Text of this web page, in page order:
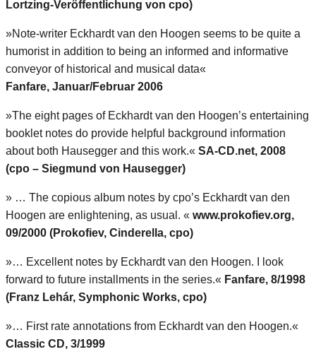
Lortzing-Veröffentlichung von cpo)
»Note-writer Eckhardt van den Hoogen seems to be quite a
humorist in addition to being an informed and informative
conveyor of historical and musical data«
Fanfare, Januar/Februar 2006
»The eight pages of Eckhardt van den Hoogen’s entertaining
booklet notes do provide helpful background information
about both Hausegger and this work.« SA-CD.net, 2008
(cpo – Siegmund von Hausegger)
» … The copious album notes by cpo’s Eckhardt van den
Hoogen are enlightening, as usual. « www.prokofiev.org,
09/2000 (Prokofiev, Cinderella, cpo)
»… Excellent notes by Eckhardt van den Hoogen. I look
forward to future installments in the series.« Fanfare, 8/1998
(Franz Lehár, Symphonic Works, cpo)
»… First rate annotations from Eckhardt van den Hoogen.«
Classic CD, 3/1999